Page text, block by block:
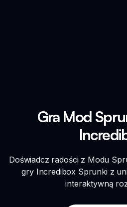
Gra Mod
Doświadcz radości z Modu
gry Incredibox Sprunki z
interaktywną